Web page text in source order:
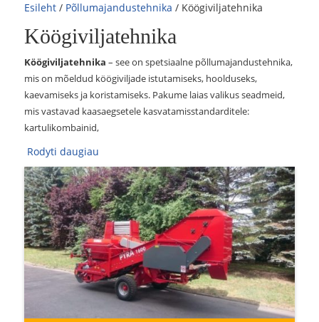
Esileht / Põllumajandustehnika / Köögiviljatehnika
Köögiviljatehnika
Köögiviljatehnika – see on spetsiaalne põllumajandustehnika,
mis on mõeldud köögiviljade istutamiseks, hoolduseks,
kaevamiseks ja koristamiseks. Pakume laias valikus seadmeid,
mis vastavad kaasaegsetele kasvatamisstandarditele:
kartulikombainid,
Rodyti daugiau